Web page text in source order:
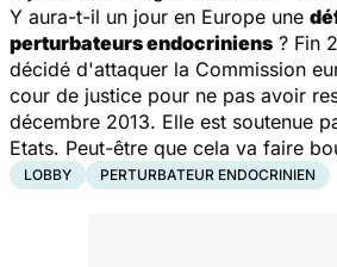
Y aura-t-il un jour en Europe une
perturbateurs endocriniens ? Fin
décidé d'attaquer la Commission
cour de justice pour ne pas avoir
décembre 2013. Elle est soutenue
Etats. Peut-être que cela va faire
LOBBY PERTURBATEUR ENDOCRINIEN